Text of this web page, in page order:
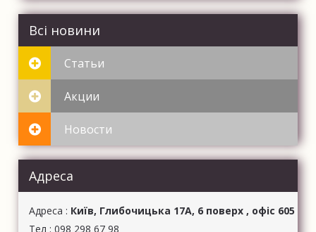
Всі новини
Статьи
Акции
Новости
Адреса
Aдреса : Київ, Глибочицька 17А, 6 поверх , офіс 605
Тел : 098 298 67 98